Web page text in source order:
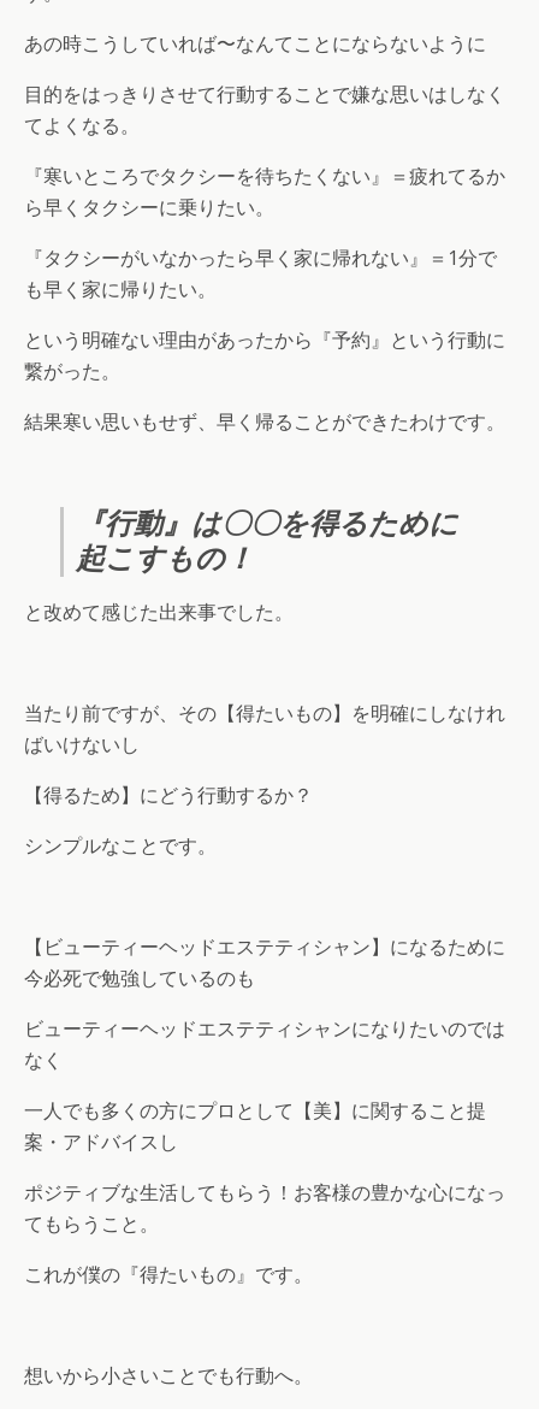
あの時こうしていれば〜なんてことにならないように
目的をはっきりさせて行動することで嫌な思いはしなく
てよくなる。
『寒いところでタクシーを待ちたくない』＝疲れてるか
ら早くタクシーに乗りたい。
『タクシーがいなかったら早く家に帰れない』＝1分で
も早く家に帰りたい。
という明確ない理由があったから『予約』という行動に
繋がった。
結果寒い思いもせず、早く帰ることができたわけです。
『行動』は〇〇を得るために
起こすもの！
と改めて感じた出来事でした。
当たり前ですが、その【得たいもの】を明確にしなけれ
ばいけないし
【得るため】にどう行動するか？
シンプルなことです。
【ビューティーヘッドエステティシャン】になるために
今必死で勉強しているのも
ビューティーヘッドエステティシャンになりたいのでは
なく
一人でも多くの方にプロとして【美】に関すること提
案・アドバイスし
ポジティブな生活してもらう！お客様の豊かな心になっ
てもらうこと。
これが僕の『得たいもの』です。
想いから小さいことでも行動へ。